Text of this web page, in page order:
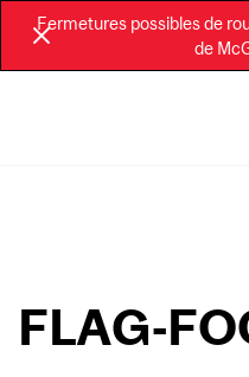
Fermetures possibles de
de
FLAG-